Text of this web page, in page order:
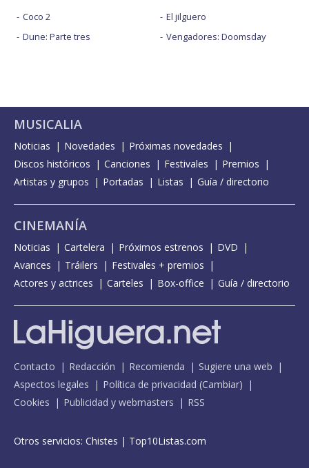
Coco 2
Dune: Parte tres
El jilguero
Vengadores: Doomsday
MUSICALIA
Noticias Novedades
Próximas novedades
Discos históricos
Canciones Festivales
Premios
Artistas y grupos
Portadas Listas Guía / directorio
CINEMANÍA
Noticias Cartelera Próximos estrenos
DVD
Avances
Tráilers
Festivales + premios
Actores y actrices
Carteles Box-office Guía / directorio
Contacto Redacción Recomienda
Sugiere una web
Aspectos legales
Política de privacidad (Cambiar)
Cookies
Publicidad y webmasters RSS
Otros servicios: Chistes | Top10Listas.com